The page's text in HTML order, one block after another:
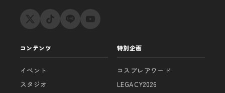
コンテンツ
イベント
スタジオ
特別企画
コスプレアワード
LEGACY2026